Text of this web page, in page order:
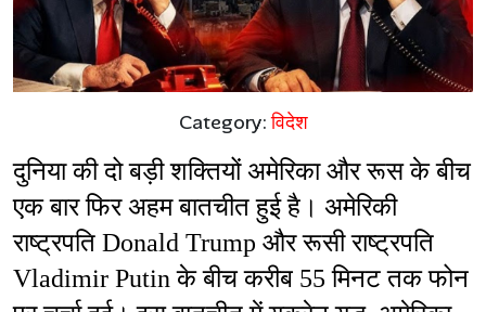
Category:विदेश
दुनिया की दो बड़ी शक्तियों अमेरिका और रूस के बीच
एक बार फिर अहम बातचीत हुई है। अमेरिकी
राष्ट्रपति Donald Trump और रूसी राष्ट्रपति
Vladimir Putin के बीच करीब 55 मिनट तक फोन